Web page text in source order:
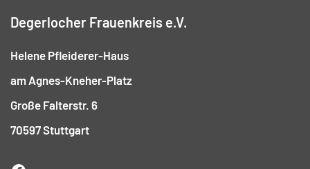
Degerlocher Frauenkreis e.V.
Helene Pfleiderer-Haus
am Agnes-Kneher-Platz
Große Falterstr. 6
70597 Stuttgart